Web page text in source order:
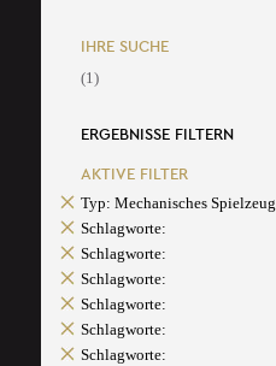
IHRE SUCHE
(1)
ERGEBNISSE FILTERN
AKTIVE FILTER
Typ: Mechanisches Spielzeug
Schlagworte:
Schlagworte:
Schlagworte:
Schlagworte:
Schlagworte:
Schlagworte: